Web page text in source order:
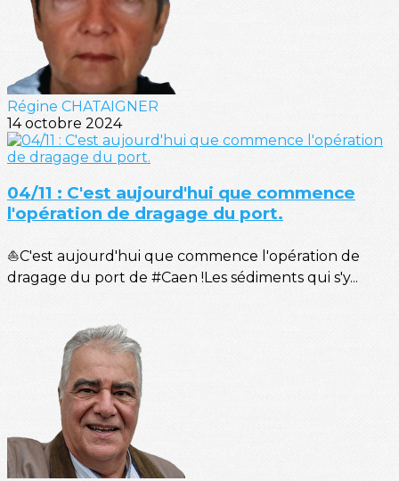
Régine CHATAIGNER
14 octobre 2024
04/11 : C'est aujourd'hui que commence
l'opération de dragage du port.
⛵C'est aujourd'hui que commence l'opération de
dragage du port de #Caen !Les sédiments qui s'y...